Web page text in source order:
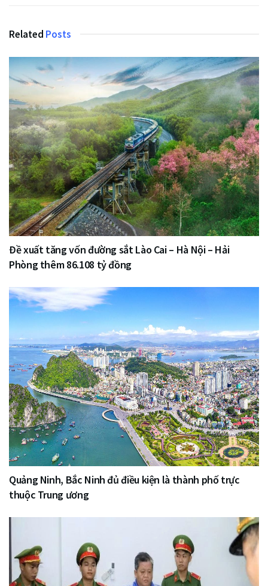
Related Posts
Đề xuất tăng vốn đường sắt Lào Cai – Hà Nội – Hải
Phòng thêm 86.108 tỷ đồng
Quảng Ninh, Bắc Ninh đủ điều kiện là thành phố trực
thuộc Trung ương